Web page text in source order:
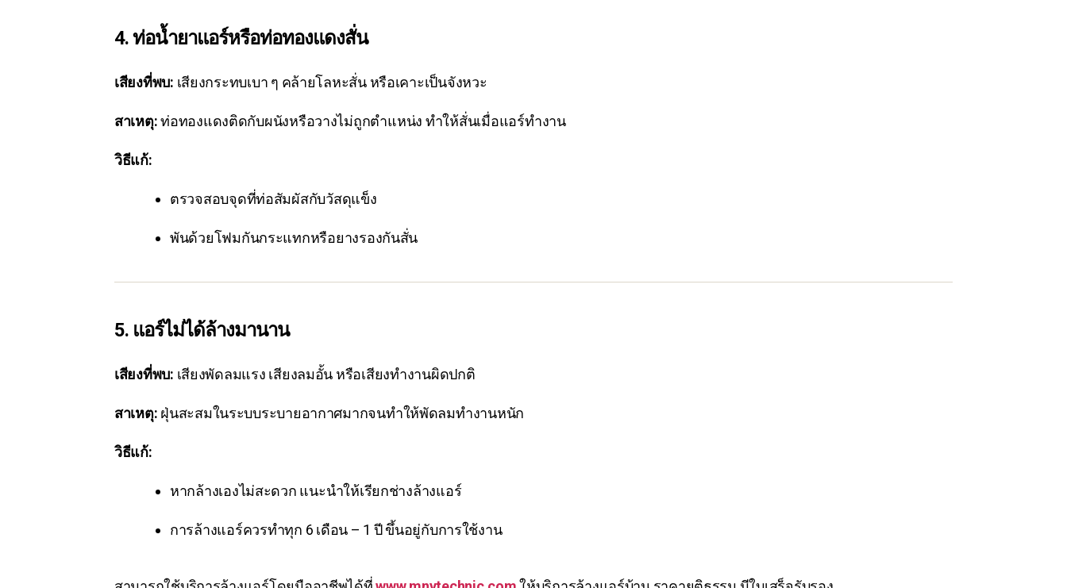
4. ท่อน้ำยาแอร์หรือท่อทองแดงสั่น
เสียงที่พบ: เสียงกระทบเบา ๆ คล้ายโลหะสั่น หรือเคาะเป็นจังหวะ
สาเหตุ:ท่อทองแดงติดกับผนังหรือวางไม่ถูกตำแหน่ง ทำให้สั่นเมื่อแอร์ทำงาน
วิธีแก้:
ตรวจสอบจุดที่ท่อสัมผัสกับวัสดุแข็ง
พันด้วยโฟมกันกระแทกหรือยางรองกันสั่น
5. แอร์ไม่ได้ล้างมานาน
เสียงที่พบ: เสียงพัดลมแรง เสียงลมอั้น หรือเสียงทำงานผิดปกติ
สาเหตุ: ฝุ่นสะสมในระบบระบายอากาศมากจนทำให้พัดลมทำงานหนัก
วิธีแก้:
หากล้างเองไม่สะดวก แนะนำให้เรียกช่างล้างแอร์
การล้างแอร์ควรทำทุก 6 เดือน – 1 ปี ขึ้นอยู่กับการใช้งาน